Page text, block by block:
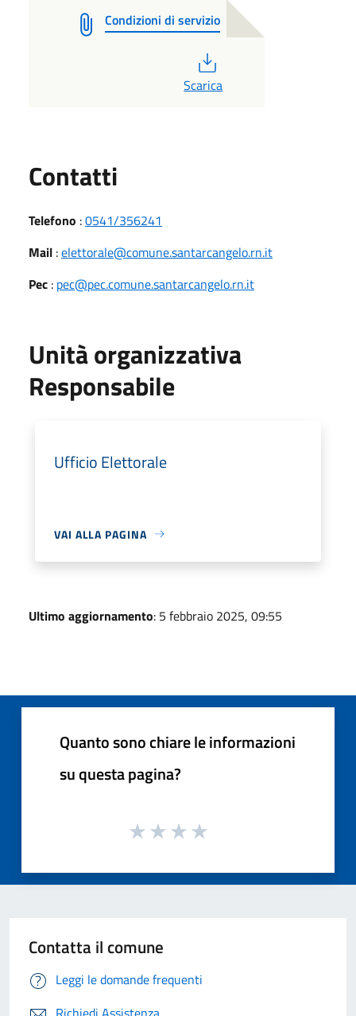
Condizioni di servizio
Scarica
Contatti
Telefono :0541/356241
Mail :elettorale@comune.santarcangelo.rn.it
Pec : pec@pec.comune.santarcangelo.rn.it
Unità organizzativa
Responsabile
Ufficio Elettorale
VAI ALLA PAGINA
Ultimo aggiornamento: 5 febbraio 2025, 09:55
Quanto sono chiare le informazioni
su questa pagina?
Contatta il comune
Leggi le domande frequenti